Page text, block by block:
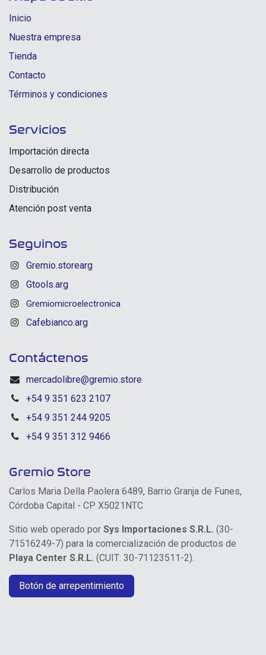
Inicio
Nuestra empresa
Tienda
Contacto
Términos y condiciones
Servicios
Importación directa
Desarrollo de productos
Distribución
Atención post venta
Seguinos
Gremio.storearg
Gtools.arg
Gremiomicroelectronica
Cafebianco.arg
Contáctenos
mercadolibre@gremio.store
+54 9 351 623 2107
+54 9 351 244 9205
+54 9 351 312 9466
Gremio Store
Carlos Maria Della Paolera 6489, Barrio Granja de Funes,
Córdoba Capital - CP X5021NTC
Sitio web operado por Sys Importaciones S.R.L. (30-
71516249-7) para la comercialización de productos de
Playa Center S.R.L. (CUIT: 30-71123511-2).
Botón de arrepentimiento